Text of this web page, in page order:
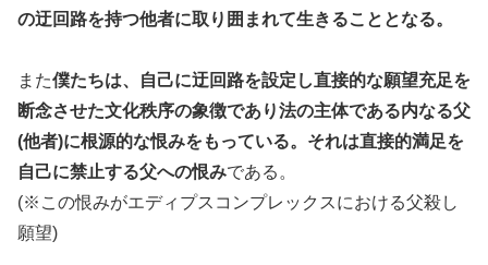
の迂回路を持つ他者に取り囲まれて生きることとなる。
また僕たちは、自己に迂回路を設定し直接的な願望充足を
断念させた文化秩序の象徴であり法の主体である内なる父
(他者)に根源的な恨みをもっている。それは直接的満足を
自己に禁止する父への恨みである。
(※この恨みがエディプスコンプレックスにおける父殺し
願望)